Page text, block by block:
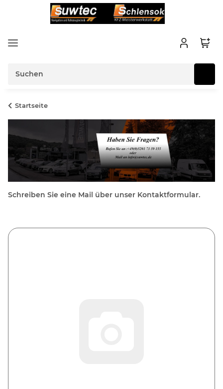
Startseite
Schreiben Sie eine Mail über unser Kontaktformular.